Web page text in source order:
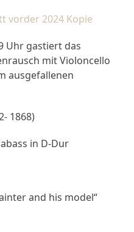
Uhr gastiert das
mit Violoncello
ausgefallenen
1868)
in D-Dur
and his model“